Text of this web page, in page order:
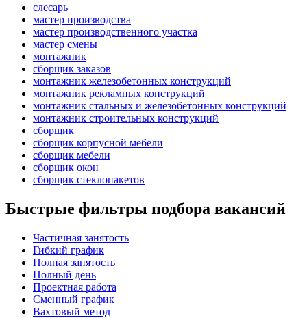
слесарь
мастер производства
мастер производственного участка
мастер смены
монтажник
сборщик заказов
монтажник железобетонных конструкций
монтажник рекламных конструкций
монтажник стальных и железобетонных конструкций
монтажник строительных конструкций
сборщик
сборщик корпусной мебели
сборщик мебели
сборщик окон
сборщик стеклопакетов
Быстрые фильтры подбора вакансий
Частичная занятость
Гибкий график
Полная занятость
Полный день
Проектная работа
Сменный график
Вахтовый метод